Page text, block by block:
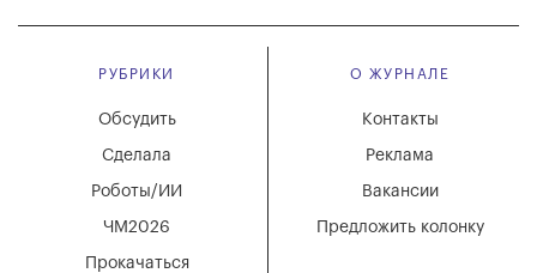
РУБРИКИ
Обсудить
Сделала
Роботы/ИИ
ЧМ2026
Прокачаться
О ЖУРНАЛЕ
Вакансии
Реклама
Контакты
Предложить колонку